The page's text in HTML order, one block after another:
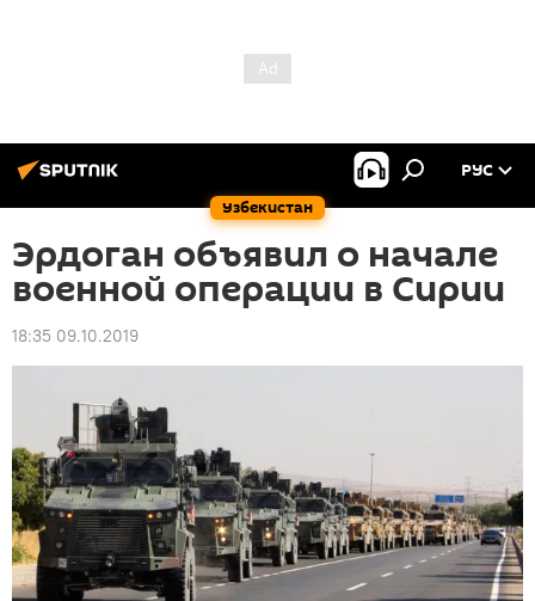
Узбекистан
РУС
Эрдоган объявил о начале
военной операции в Сирии
18:35 09.10.2019